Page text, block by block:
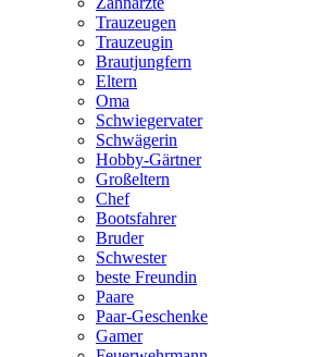
Trauzeugen
Trauzeugin
Brautjungfern
Eltern
Oma
Schwiegervater
Schwägerin
Hobby-Gärtner
Großeltern
Chef
Bootsfahrer
Bruder
Schwester
beste Freundin
Paare
Paar-Geschenke
Gamer